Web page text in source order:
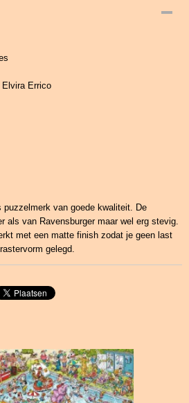
Errico
puzzelmerk van goede kwaliteit. De
als van Ravensburger maar wel erg stevig.
met een matte finish zodat je geen last
gelegd.